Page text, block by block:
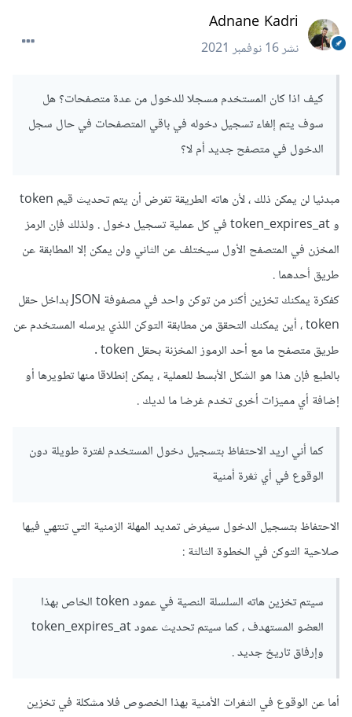
المحلي و إرساله مع الطلب .
منتهي الصلاحية . يكون ذلك عن طريق التحقق من
المستخدمين ، وبمقارنة تاريخ إرسال الطلب بتاريخ إنتهاء
صلاحية التوكين .
سيمكن بناءا على ذلك توثيق الطلب ومصادقته ، أو رفض
الطلب وإعلام المستخدم بإنتهاء صلاحية رمزه وطلب إعادة
Adnane Kadri
نشر16 نوفمبر 2021
كيف اذا كان المستخدم مسجلا للدخول من عدة متصفحات؟ هل
سوف يتم إلغاء تسجيل دخوله في باقي المتصفحات في حال سجل
الدخول في متصفح جديد أم لا؟
مبدئيا لن يمكن ذلك ، لأن هاته الطريقة تفرض أن يتم تحديث قيم token
و token_expires_at في كل عملية تسجيل دخول . ولذلك فإن الرمز
المخزن في المتصفح الأول سيختلف عن الثاني ولن يمكن إلا المطابقة عن
طريق أحدهما .
كفكرة يمكنك تخزين أكثر من توكن واحد في مصفوفة JSON بداخل حقل
token ، أين يمكنك التحقق من مطابقة التوكن اللذي يرسله المستخدم عن
طريق متصفح ما مع أحد الرموز المخزنة بحقل token .
بالطبع فإن هذا هو الشكل الأبسط للعملية ، يمكن إنطلاقا منها تطويرها أو
إضافة أي مميزات أخرى تخدم غرضا ما لديك .
كما أني اريد الاحتفاظ بتسجيل دخول المستخدم لفترة طويلة دون
الوقوع في أي ثغرة أمنية
الاحتفاظ بتسجيل الدخول سيفرض تمديد المهلة الزمنية التي تنتهي فيها
صلاحية التوكن في الخطوة الثالثة :
سيتم تخزين هاته السلسلة النصية في عمود token الخاص بهذا
العضو المستهدف ، كما سيتم تحديث عمود token_expires_at
وإرفاق تاريخ جديد .
أما عن الوقوع في الثغرات الأمنية بهذا الخصوص فلا مشكلة في تخزين